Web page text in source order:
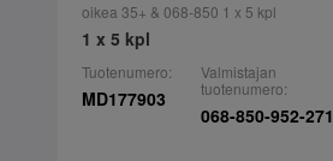
oikea 35+ & 068-850 1 x 5 kpl
1 x 5 kpl
Tuotenumero:
MD177903
Valmistajan
tuotenumero:
068-850-952-271